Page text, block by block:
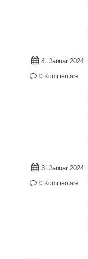
4. Januar 2024
0 Kommentare
3. Januar 2024
0 Kommentare